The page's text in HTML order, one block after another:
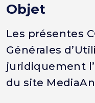
Objet
Les présentes
Générales
juridiquement
du site